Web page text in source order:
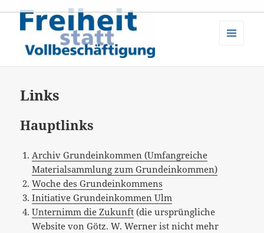
Links
Hauptlinks
Archiv Grundeinkommen (Umfangreiche
Materialsammlung zum Grundeinkommen)
Woche des Grundeinkommens
Initiative Grundeinkommen Ulm
Unternimm die Zukunft (die ursprüngliche
Website von Götz. W. Werner ist nicht mehr